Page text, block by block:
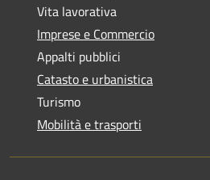
Vita lavorativa
Imprese e Commercio
Appalti pubblici
Catasto e urbanistica
Turismo
Mobilità e trasporti